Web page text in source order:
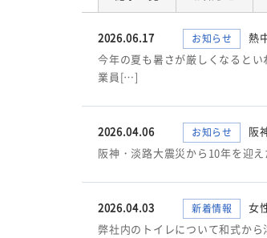
2026.06.17 お知らせ
熱
今年の夏も暑さが厳しくなると
業員[…]
2026.04.06 お知らせ
阪
阪神・淡路大震災から10年を迎
2026.04.03 新着情報
女
弊社内のトイレについて和式か